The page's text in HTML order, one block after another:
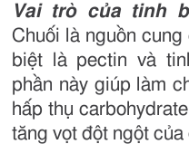
Vai trò của tinh
Chuối là nguồn
biệt là pectin và
phần này giúp làm
hấp thụ
tăng vọt đột ngột